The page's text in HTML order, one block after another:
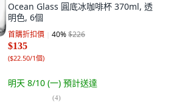
Ocean Glass 圓底冰咖啡杯 370ml, 透
明色, 6個
首購折扣價 40%$226
$135
($22.50/1個)
明天 8/10 (一) 預計送達
(4)